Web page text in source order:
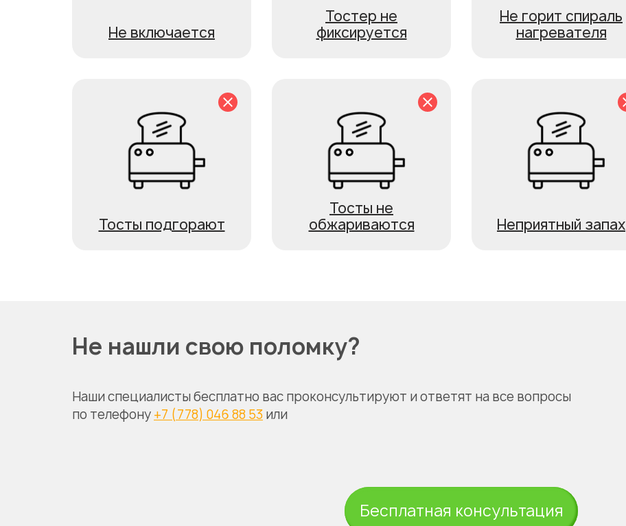
Не включается
Тостер не
фиксируется
Не горит спираль
нагревателя
Тосты подгорают
Тосты не
обжариваются
Неприятный запах
Не нашли свою поломку?
Наши специалисты бесплатно вас проконсультируют и ответят на все вопросы
по телефону +7 (778) 046 88 53 или
Бесплатная консультация